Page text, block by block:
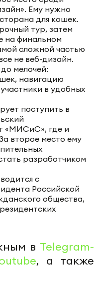
Ему нужно
для кошек.
тур, затем
на финальном
сложной частью
не веб-дизайн.
мелочей:
навигацию
в удобных
поступить в
«МИСиС», где и
второе место ему
разработчиком
с
Российской
общества,
в Telegram-
, а также